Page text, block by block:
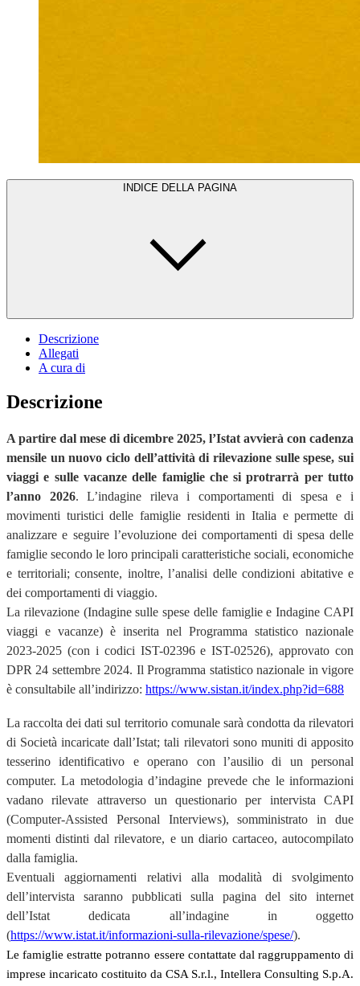
INDICE DELLA PAGINA
Descrizione
Allegati
A cura di
Descrizione
A partire dal mese di dicembre 2025, l’Istat avvierà con cadenza
mensile un nuovo ciclo dell’attività di rilevazione sulle spese, sui
viaggi e sulle vacanze delle famiglie che si protrarrà per tutto
l’anno 2026. L’indagine rileva i comportamenti di spesa e i
movimenti turistici delle famiglie residenti in Italia e permette di
analizzare e seguire l’evoluzione dei comportamenti di spesa delle
famiglie secondo le loro principali caratteristiche sociali, economiche
e territoriali; consente, inoltre, l’analisi delle condizioni abitative e
dei comportamenti di viaggio.
La rilevazione (Indagine sulle spese delle famiglie e Indagine CAPI
viaggi e vacanze) è inserita nel Programma statistico nazionale
2023-2025 (con i codici IST-02396 e IST-02526), approvato con
DPR 24 settembre 2024. Il Programma statistico nazionale in vigore
è consultabile all’indirizzo: https://www.sistan.it/index.php?id=688
La raccolta dei dati sul territorio comunale sarà condotta da rilevatori
di Società incaricate dall’Istat; tali rilevatori sono muniti di apposito
tesserino identificativo e operano con l’ausilio di un personal
computer. La metodologia d’indagine prevede che le informazioni
vadano rilevate attraverso un questionario per intervista CAPI
(Computer-Assisted Personal Interviews), somministrato in due
momenti distinti dal rilevatore, e un diario cartaceo, autocompilato
dalla famiglia.
Eventuali aggiornamenti relativi alla modalità di svolgimento
dell’intervista saranno pubblicati sulla pagina del sito internet
dell’Istat dedicata all’indagine in oggetto
(https://www.istat.it/informazioni-sulla-rilevazione/spese/).
Le famiglie estratte potranno essere contattate dal raggruppamento di
imprese incaricato costituito da CSA S.r.l., Intellera Consulting S.p.A.